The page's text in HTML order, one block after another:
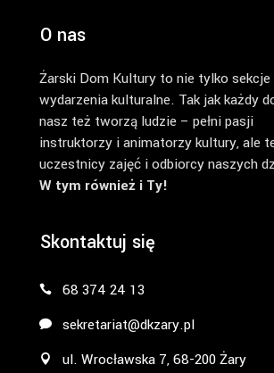
O nas
Żarski Dom Kultury to nie tylko sekcje
wydarzenia kulturalne. Tak jak każdy
nasz też tworzą ludzie – pełni pasji
instruktorzy i animatorzy kultury, ale
uczestnicy zajęć i odbiorcy naszych
W tym również i Ty!
Skontaktuj się
68 374 24 13
sekretariat@dkzary.pl
ul. Wrocławska 7, 68-200 Żary